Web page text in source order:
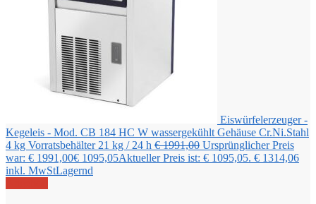
Eiswürfelerzeuger -
Kegeleis - Mod. CB 184 HC W wassergekühlt Gehäuse Cr.Ni.Stahl
4 kg Vorratsbehälter 21 kg / 24 h €1991,00 Ursprünglicher Preis
war: € 1991,00€ 1095,05Aktueller Preis ist: € 1095,05. € 1314,06
inkl. MwStLagernd